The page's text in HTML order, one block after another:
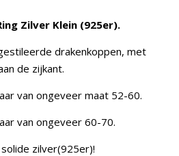
Zilver Klein (925er).
drakenkoppen, met
de zijkant.
van ongeveer maat 52-60.
van ongeveer 60-70.
zilver(925er)!